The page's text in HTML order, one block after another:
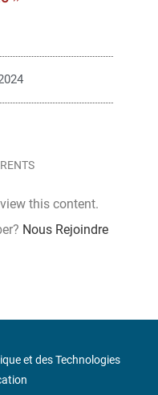
this content.
Nous Rejoindre
et des Technologies